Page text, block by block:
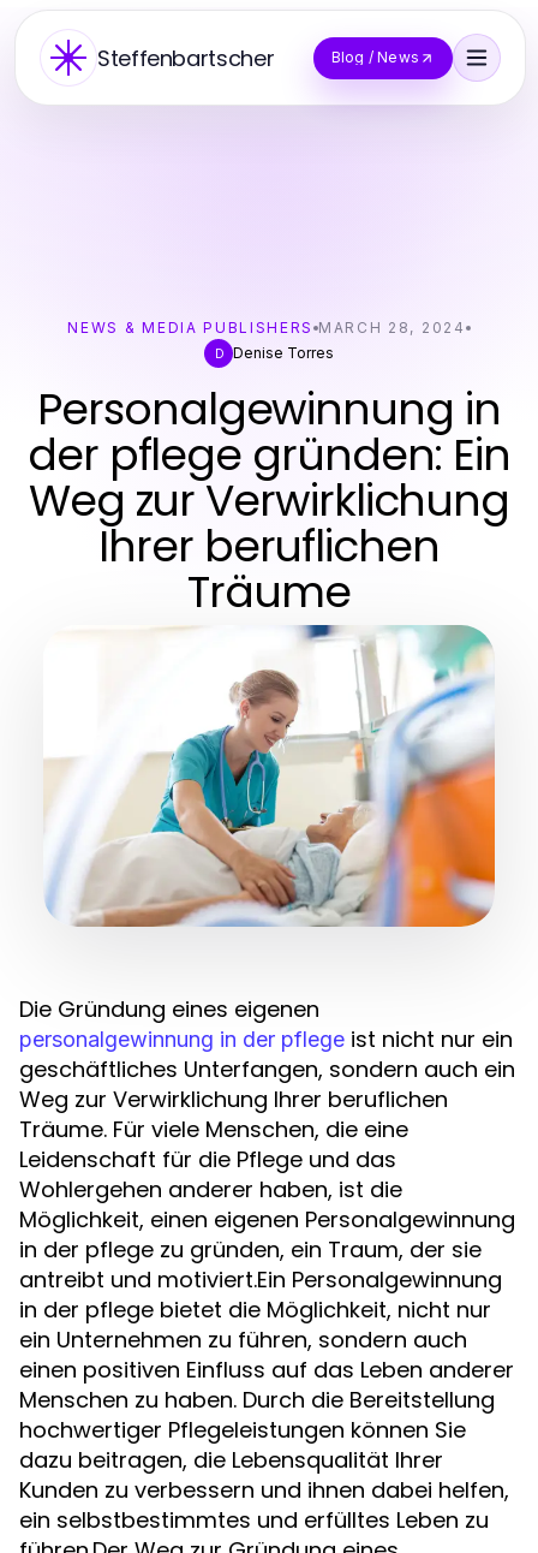
Steffenbartscher Blog / News
NEWS & MEDIA PUBLISHERS MARCH 28, 2024
D Denise Torres
Personalgewinnung in
der pflege gründen: Ein
Weg zur Verwirklichung
Ihrer beruflichen
Träume
Die Gründung eines eigenen
personalgewinnung in der pflege ist nicht nur ein
geschäftliches Unterfangen, sondern auch ein
Weg zur Verwirklichung Ihrer beruflichen
Träume. Für viele Menschen, die eine
Leidenschaft für die Pflege und das
Wohlergehen anderer haben, ist die
Möglichkeit, einen eigenen Personalgewinnung
in der pflege zu gründen, ein Traum, der sie
antreibt und motiviert.Ein Personalgewinnung
in der pflege bietet die Möglichkeit, nicht nur
ein Unternehmen zu führen, sondern auch
einen positiven Einfluss auf das Leben anderer
Menschen zu haben. Durch die Bereitstellung
hochwertiger Pflegeleistungen können Sie
dazu beitragen, die Lebensqualität Ihrer
Kunden zu verbessern und ihnen dabei helfen,
ein selbstbestimmtes und erfülltes Leben zu